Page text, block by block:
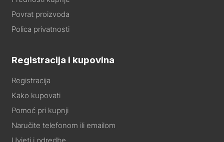
Povrat proizvoda
Polica privatnosti
Registracija i kupovina
Registracija
Kako kupovati
Pomoć pri kupnji
Naručite telefonom ili emailom
Uvjeti i odredbe